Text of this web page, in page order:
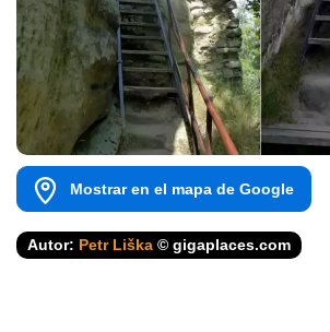
Mostrar en el mapa de Google
Autor: Petr Liška © gigaplaces.com